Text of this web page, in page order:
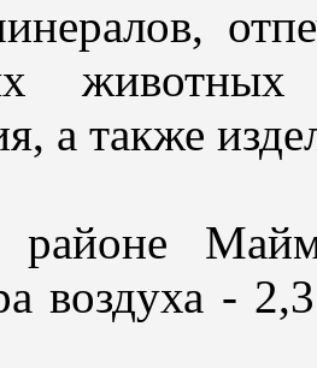
а также
воздуха -